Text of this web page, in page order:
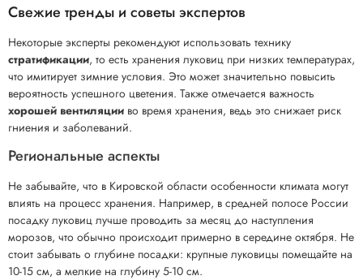
Свежие тренды и советы экспертов
Некоторые эксперты рекомендуют использовать технику
стратификации, то есть хранения луковиц при низких температурах,
что имитирует зимние условия. Это может значительно повысить
вероятность успешного цветения. Также отмечается важность
хорошей вентиляции во время хранения, ведь это снижает риск
гниения и заболеваний.
Региональные аспекты
Не забывайте, что в Кировской области особенности климата могут
влиять на процесс хранения. Например, в средней полосе России
посадку луковиц лучше проводить за месяц до наступления
морозов, что обычно происходит примерно в середине октября. Не
стоит забывать о глубине посадки: крупные луковицы помещайте на
10-15 см, а мелкие на глубину 5-10 см.